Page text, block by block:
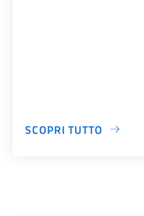
SCOPRI TUTTO